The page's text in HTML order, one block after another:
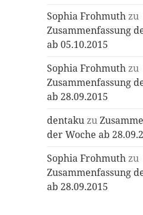
Sophia Frohmuthzu
Zusammenfassung
ab 05.10.2015
Sophia Frohmuthzu
Zusammenfassung
ab 28.09.2015
dentakuzu
der Woche ab
Sophia Frohmuthzu
Zusammenfassung
ab 28.09.2015